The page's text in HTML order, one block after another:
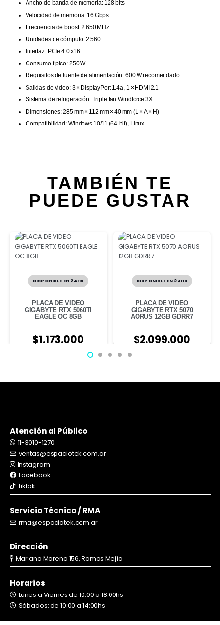
Ancho de banda de memoria: 128 bits
Velocidad de memoria: 16 Gbps
Frecuencia de boost: 2 650 MHz
Unidades de cómputo: 2 560
Interfaz: PCIe 4.0 x16
Consumo típico: 250 W
Requisitos de fuente de alimentación: 600 W recomendado
Salidas de video: 3 × DisplayPort 1.4a, 1 × HDMI 2.1
Sistema de refrigeración: Triple fan Windforce 3X
Dimensiones: 285 mm × 112 mm × 40 mm (L × A × H)
Compatibilidad: Windows 10/11 (64‑bit), Linux
TAMBIÉN TE
PUEDE GUSTAR
DISPONIBLE EN 24HS
PLACA DE VIDEO
GIGABYTE RTX 5060TI
EAGLE OC 8GB
$1.173.000
DISPONIBLE EN 24HS
PLACA DE VIDEO
GIGABYTE RTX 5070
AORUS 12GB GDRR7
$2.099.000
Atención al Público
11-3010-1270
ventas@espaciotek.com.ar
Instagram
Facebook
Tiktok
Servicio Técnico / RMA
rma@espaciotek.com.ar
Dirección
Mariano Moreno 156, Ramos Mejía
Horarios
Lunes a Viernes de 10:00 a 18:00hs
Sábados: de 10:00 a 14:00hs